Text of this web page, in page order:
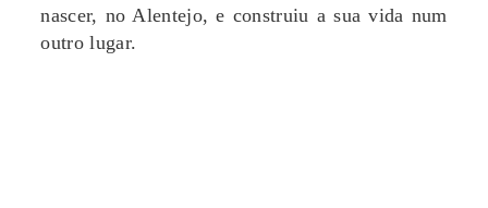
nascer, no Alentejo, e construiu a sua vida num
outro lugar.